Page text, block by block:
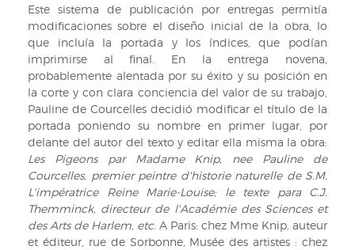
Este sistema de publicación por entregas permitía
modificaciones sobre el diseño inicial de la obra, lo
que incluía la portada y los índices, que podían
imprimirse al final. En la entrega novena,
probablemente alentada por su éxito y su posición en
la corte y con clara conciencia del valor de su trabajo,
Pauline de Courcelles decidió modificar el título de la
portada poniendo su nombre en primer lugar, por
delante del autor del texto y editar ella misma la obra:
Les Pigeons par Madame Knip, nee Pauline de
Courcelles, premier peintre d'historie naturelle de S.M.
L'impératrice Reine Marie-Louise; le texte para C.J.
Themminck, directeur de l'Académie des Sciences et
des Arts de Harlem, etc. A Paris: chez Mme Knip, auteur
et éditeur, rue de Sorbonne, Musée des artistes : chez